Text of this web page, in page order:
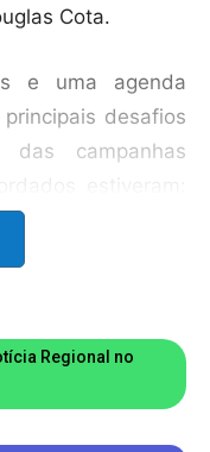
Cota.
e uma agenda
desafios
campanhas
storytelling
autênticas;
eleitorais
Regional no